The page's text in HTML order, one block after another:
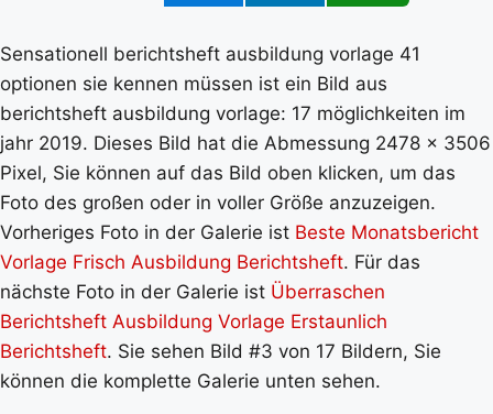
Sensationell berichtsheft ausbildung vorlage 41
optionen sie kennen müssen ist ein Bild aus
berichtsheft ausbildung vorlage: 17 möglichkeiten im
jahr 2019. Dieses Bild hat die Abmessung 2478 x 3506
Pixel, Sie können auf das Bild oben klicken, um das
Foto des großen oder in voller Größe anzuzeigen.
Vorheriges Foto in der Galerie ist Beste Monatsbericht
Vorlage Frisch Ausbildung Berichtsheft. Für das
nächste Foto in der Galerie ist Überraschen
Berichtsheft Ausbildung Vorlage Erstaunlich
Berichtsheft. Sie sehen Bild #3 von 17 Bildern, Sie
können die komplette Galerie unten sehen.